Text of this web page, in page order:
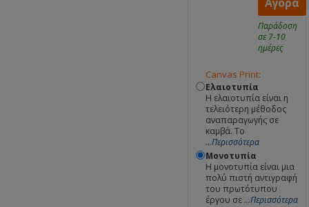
Παράδοση
σε 7-10
ημέρες
Canvas Print:
Ελαιοτυπία
Η ελαιοτυπία είναι η
τελειότερη μέθοδος
αναπαραγωγής σε
καμβά. Το
...Περισσότερα
Μονοτυπία
Η μονοτυπία είναι μια
πολύ πιστή αντιγραφή
του πρωτότυπου
έργου σε...Περισσότερα